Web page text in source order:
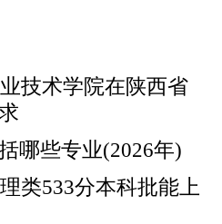
技术学院在陕西省
哪些专业(2026年)
类533分本科批能上